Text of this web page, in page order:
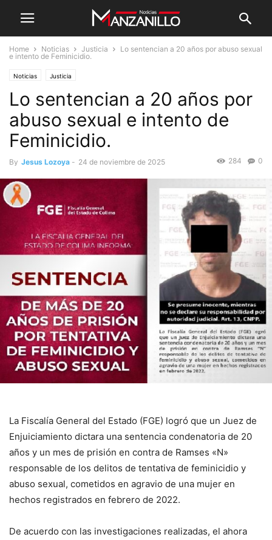
Home Noticias Justicia
Lo sentencian a 20 años por abuso sexual
e intento de Feminicidio.
Noticias Justicia
Lo sentencian a 20 años por
abuso sexual e intento de
Feminicidio.
By Jesus Lozoya - 24 de noviembre de 2025 0
284
La Fiscalía General del Estado (FGE) logró que un Juez de
Enjuiciamiento dictara una sentencia condenatoria de 20
años y un mes de prisión en contra de Ramses «N»
responsable de los delitos de tentativa de feminicidio y
abuso sexual, cometidos en agravio de una mujer en
hechos registrados en febrero de 2022.
De acuerdo con las investigaciones realizadas, el ahora